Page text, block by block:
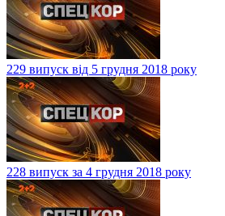
229 випуск від 5 грудня 2018 року
228 випуск за 4 грудня 2018 року